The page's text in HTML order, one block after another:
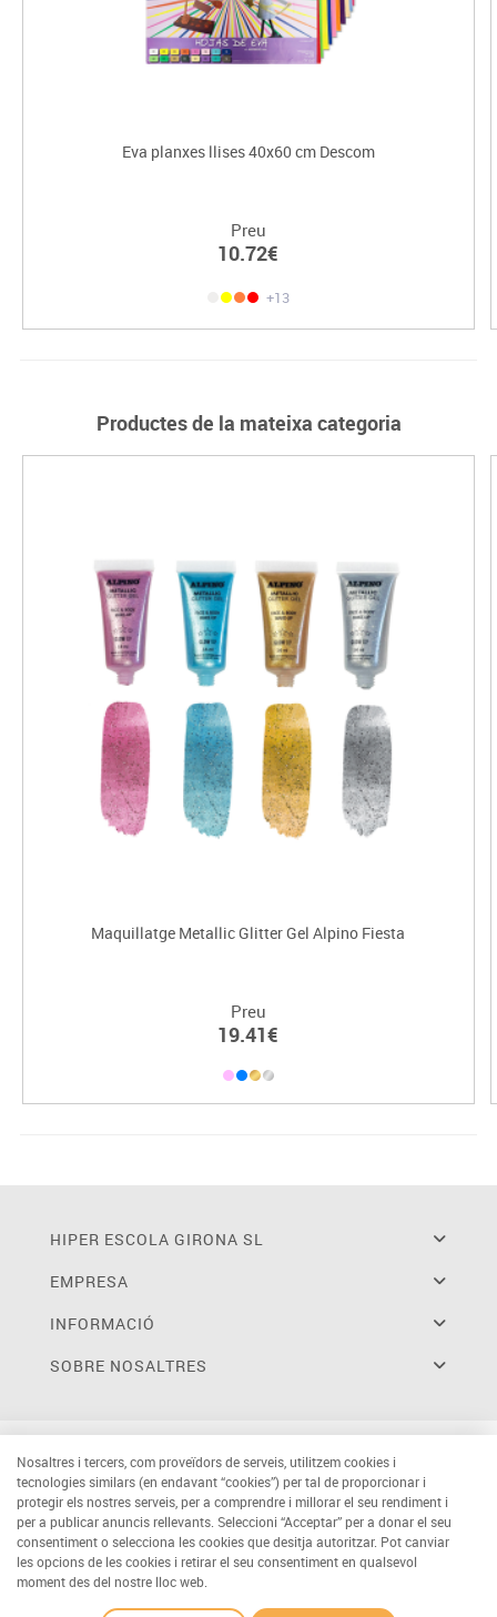
Eva planxes llises 40x60 cm Descom
Preu
10.72€
+13
Productes de la mateixa categoria
Maquillatge Metallic Glitter Gel Alpino Fiesta
Preu
19.41€
HIPER ESCOLA GIRONA SL
EMPRESA
INFORMACIÓ
SOBRE NOSALTRES
Nosaltres i tercers, com proveïdors de serveis, utilitzem cookies i
tecnologies similars (en endavant “cookies”) per tal de proporcionar i
protegir els nostres serveis, per a comprendre i millorar el seu rendiment i
per a publicar anuncis rellevants. Seleccioni “Acceptar” per a donar el seu
consentiment o selecciona les cookies que desitja autoritzar. Pot canviar
les opcions de les cookies i retirar el seu consentiment en qualsevol
moment des del nostre lloc web.